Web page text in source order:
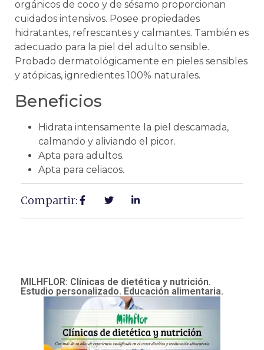
orgánicos de coco y de sésamo proporcionan
cuidados intensivos. Posee propiedades
hidratantes, refrescantes y calmantes. También es
adecuado para la piel del adulto sensible.
Probado dermatológicamente en pieles sensibles
y atópicas, ignredientes 100% naturales.
Beneficios
Hidrata intensamente la piel descamada,
calmando y aliviando el picor.
Apta para adultos.
Apta para celiacos.
Compartir:
MILHFLOR: Clínicas de dietética y nutrición.
Estudio personalizado. Educación alimentaria.